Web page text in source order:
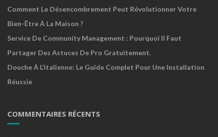
Comment Le Désencombrement Peut Révolutionner Votre
Bien-Être À La Maison ?
Service De Community Management : Pourquoi Il Faut
Partager Des Astuces De Pro Gratuitement.
Douche À L’italienne: Le Guide Complet Pour Une Installation
Réussie
COMMENTAIRES RÉCENTS